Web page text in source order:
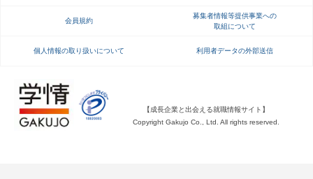
不明点があればこちら
会員規約
募集者情報等提供事業への
取組について
個人情報の取り扱いについて 利用者データの外部送信
【成長企業と出会える就職情報サイト】
Copyright Gakujo Co., Ltd. All rights reserved.